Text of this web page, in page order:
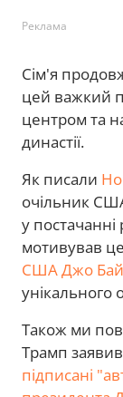
Реклама
Сім'я
цей важкий
центром та
династії.
Як писали
очільник
у постачанні
мотивував
США Джо
унікального
Також ми
Трамп
підписані